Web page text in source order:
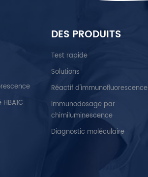
DES PRODUITS
Test rapide
Solutions
Réactif d'immunofluorescence
Immunodosage par
chimiluminescence
Diagnostic moléculaire